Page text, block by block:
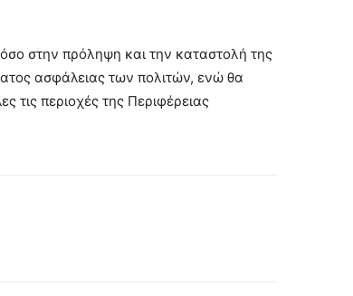
στην πρόληψη και την καταστολή της
ασφάλειας των πολιτών, ενώ θα
τις περιοχές της Περιφέρειας